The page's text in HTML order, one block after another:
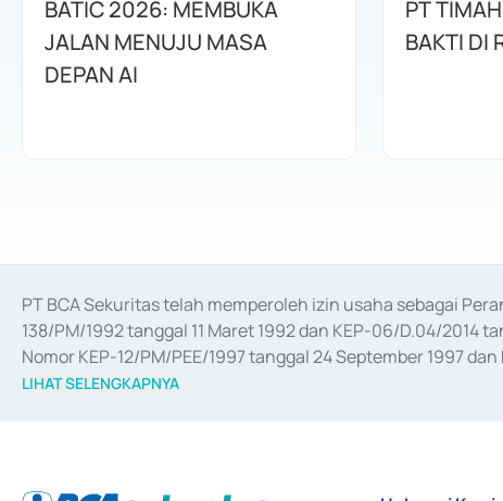
BATIC 2026: MEMBUKA
JALAN MENUJU MASA
DEPAN AI
PT
BAKTI DI
PT BCA Sekuritas telah memperoleh izin usaha sebagai
138/PM/1992 tanggal 11 Maret 1992 dan KEP-06/D.04/2014
Nomor KEP-12/PM/PEE/1997 tanggal 24 September 1997
merger, akuisisi, divestasi, dan
LIHAT SELENGKAPNYA